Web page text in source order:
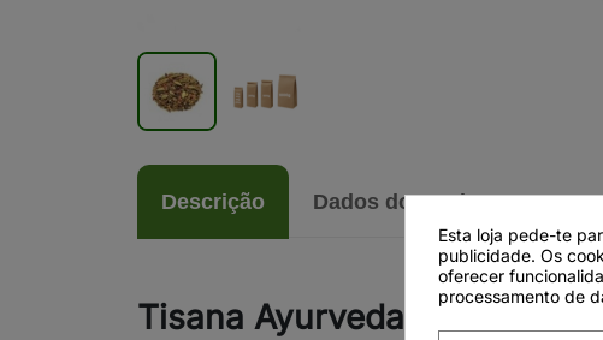
Descrição Dados do produto
Tisana Ayurveda Yogi
Esta loja pede-te
publicidade. Os
oferecer
processamento de